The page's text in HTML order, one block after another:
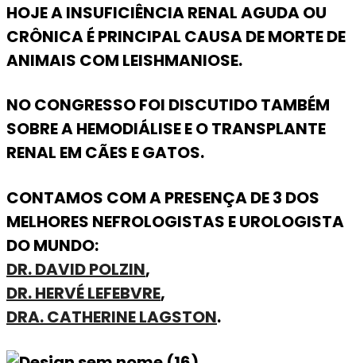
HOJE A INSUFICIÊNCIA RENAL AGUDA OU
CRÔNICA É PRINCIPAL CAUSA DE MORTE DE
ANIMAIS COM LEISHMANIOSE.
NO CONGRESSO FOI DISCUTIDO TAMBÉM
SOBRE A HEMODIÁLISE E O TRANSPLANTE
RENAL EM CÃES E GATOS.
CONTAMOS COM A PRESENÇA DE 3 DOS
MELHORES NEFROLOGISTAS E UROLOGISTA
DO MUNDO:
DR. DAVID POLZIN,
DR. HERVÉ LEFEBVRE,
DRA. CATHERINE LAGSTON.